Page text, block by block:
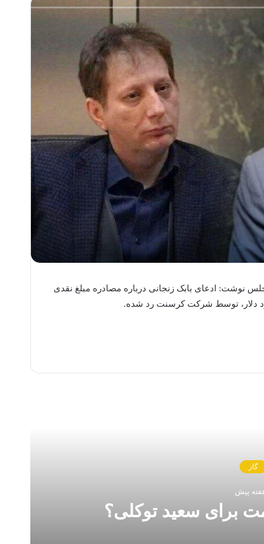
نوشت: ادعای بابک زنجانی درباره مصادره مبلغ نقدی
گاز
برای سعید توکلی؟